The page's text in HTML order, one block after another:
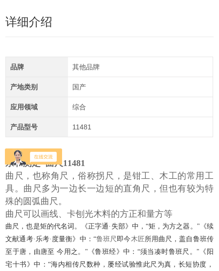
详细介绍
品牌 其他品牌
产地类别 国产
应用领域 综合
产品型号 11481
亲和测定 曲尺11481
曲尺，也称角尺，俗称拐尺，是钳工、木工的常用工
具。曲尺多为一边长一边短的直角尺，但也有较为特
殊的圆弧曲尺。
曲尺可以画线、卡刨光木料的方正和量方等
曲尺，也是矩的代名词。《正字通·失部》中，“矩，为方之器。"《续
文献通考·乐考·度量衡》中：“鲁班尺 即今木匠所用曲尺，盖自鲁班传
至于唐，由唐至 今用之。"《鲁班经》中：“须当凑时鲁班尺。"《阳
宅十书》中：“海内相传尺数种，屡经试验惟此尺为真，长短协度，